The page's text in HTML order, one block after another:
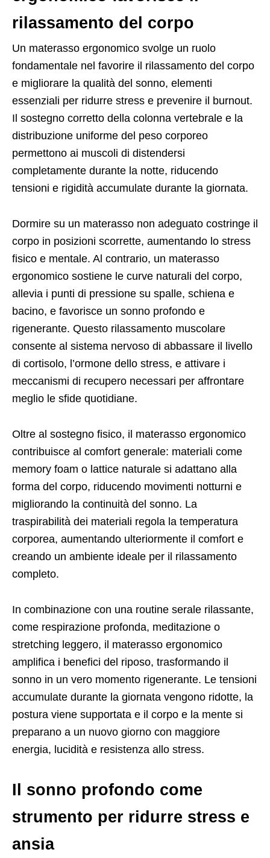
rilassamento del corpo
Un materasso ergonomico svolge un ruolo
fondamentale nel favorire il rilassamento del corpo
e migliorare la qualità del sonno, elementi
essenziali per ridurre stress e prevenire il burnout.
Il sostegno corretto della colonna vertebrale e la
distribuzione uniforme del peso corporeo
permettono ai muscoli di distendersi
completamente durante la notte, riducendo
tensioni e rigidità accumulate durante la giornata.
Dormire su un materasso non adeguato costringe il
corpo in posizioni scorrette, aumentando lo stress
fisico e mentale. Al contrario, un materasso
ergonomico sostiene le curve naturali del corpo,
allevia i punti di pressione su spalle, schiena e
bacino, e favorisce un sonno profondo e
rigenerante. Questo rilassamento muscolare
consente al sistema nervoso di abbassare il livello
di cortisolo, l’ormone dello stress, e attivare i
meccanismi di recupero necessari per affrontare
meglio le sfide quotidiane.
Oltre al sostegno fisico, il materasso ergonomico
contribuisce al comfort generale: materiali come
memory foam o lattice naturale si adattano alla
forma del corpo, riducendo movimenti notturni e
migliorando la continuità del sonno. La
traspirabilità dei materiali regola la temperatura
corporea, aumentando ulteriormente il comfort e
creando un ambiente ideale per il rilassamento
completo.
In combinazione con una routine serale rilassante,
come respirazione profonda, meditazione o
stretching leggero, il materasso ergonomico
amplifica i benefici del riposo, trasformando il
sonno in un vero momento rigenerante. Le tensioni
accumulate durante la giornata vengono ridotte, la
postura viene supportata e il corpo e la mente si
preparano a un nuovo giorno con maggiore
energia, lucidità e resistenza allo stress.
Il sonno profondo come
strumento per ridurre stress e
ansia